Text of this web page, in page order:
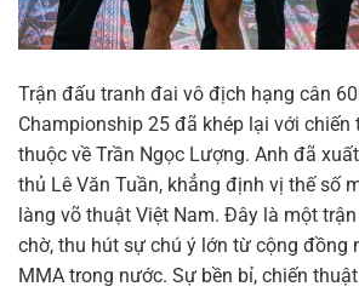
Trận đấu tranh đai vô địch hạng cân
Championship 25 đã khép lại với chiến
thuộc về Trần Ngọc Lượng. Anh đã
thủ Lê Văn Tuần, khẳng định vị thế số
làng võ thuật Việt Nam. Đây là một
chờ, thu hút sự chú ý lớn từ cộng đồng
MMA trong nước. Sự bền bỉ, chiến